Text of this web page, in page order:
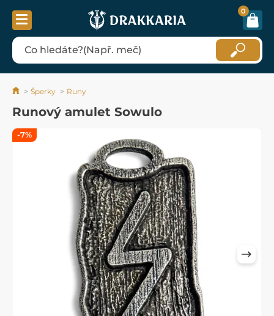
0
Šperky Runy
Runový amulet Sowulo
-7%